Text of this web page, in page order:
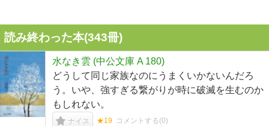
読み終わった本(343冊)
水なき雲 (中公文庫 A 180)
どうして同じ家族なのにうまくいかないんだろ
う。いや、強すぎる繋がりが時に破滅を生むのか
もしれない。
ナイス ★19 コメントする(0)